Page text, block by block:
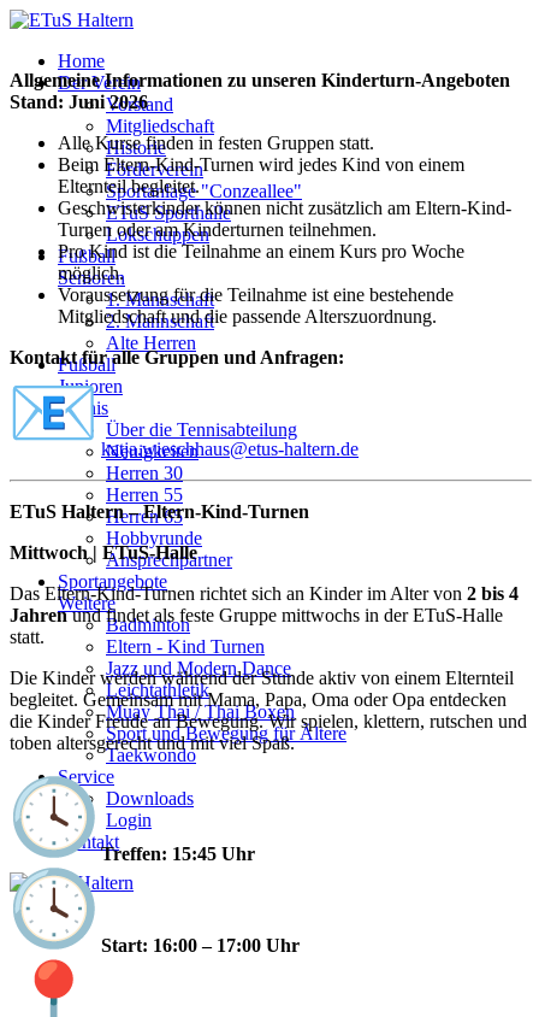
Home
Der Verein
Vorstand
Mitgliedschaft
Historie
Förderverein
Sportanlage "Conzeallee"
ETuS Sporthalle
Lokschuppen
Fußball
Senioren
1. Mannschaft
2. Mannschaft
Alte Herren
Fußball
Junioren
Tennis
Über die Tennisabteilung
Neuigkeiten
Herren 30
Herren 55
Herren 65
Hobbyrunde
Ansprechpartner
Sportangebote
Weitere
Badminton
Eltern - Kind Turnen
Jazz und Modern Dance
Leichtathletik
Muay Thai / Thai Boxen
Sport und Bewegung für Ältere
Taekwondo
Service
Downloads
Login
Kontakt
Allgemeine Informationen zu unseren Kinderturn-Angeboten
Stand: Juni 2026
Alle Kurse finden in festen Gruppen statt.
Beim Eltern-Kind-Turnen wird jedes Kind von einem
Elternteil begleitet.
Geschwisterkinder können nicht zusätzlich am Eltern-Kind-
Turnen oder am Kinderturnen teilnehmen.
Pro Kind ist die Teilnahme an einem Kurs pro Woche
möglich.
Voraussetzung für die Teilnahme ist eine bestehende
Mitgliedschaft und die passende Alterszuordnung.
Kontakt für alle Gruppen und Anfragen:
katja.wieschhaus@etus-haltern.de
ETuS Haltern – Eltern-Kind-Turnen
Mittwoch | ETuS-Halle
Das Eltern-Kind-Turnen richtet sich an Kinder im Alter von 2 bis 4
Jahrenund findet als feste Gruppe mittwochs in der ETuS-Halle
statt.
Die Kinder werden während der Stunde aktiv von einem Elternteil
begleitet. Gemeinsam mit Mama, Papa, Oma oder Opa entdecken
die Kinder Freude an Bewegung. Wir spielen, klettern, rutschen und
toben altersgerecht und mit viel Spaß.
Treffen: 15:45 Uhr
Start: 16:00 – 17:00 Uhr